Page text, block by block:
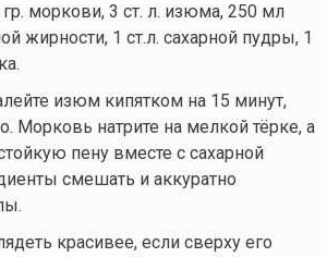
моркови, 3 ст. л. изюма, 250 мл
жирности, 1 ст.л. сахарной пудры, 1
изюм кипятком на 15 минут,
Морковь натрите на мелкой тёрке, а
пену вместе с сахарной
смешать и аккуратно
красивее, если сверху его